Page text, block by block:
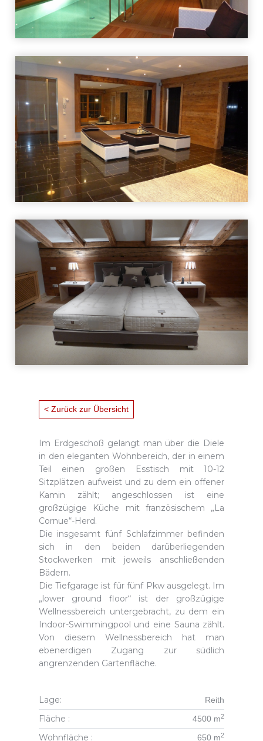
< Zurück zur Übersicht
Im Erdgeschoß gelangt man über die Diele
in den eleganten Wohnbereich, der in einem
Teil einen großen Esstisch mit 10-12
Sitzplätzen aufweist und zu dem ein offener
Kamin zählt; angeschlossen ist eine
großzügige Küche mit französischem „La
Cornue“-Herd.
Die insgesamt fünf Schlafzimmer befinden
sich in den beiden darüberliegenden
Stockwerken mit jeweils anschließenden
Bädern.
Die Tiefgarage ist für fünf Pkw ausgelegt. Im
„lower ground floor“ ist der großzügige
Wellnessbereich untergebracht, zu dem ein
Indoor-Swimmingpool und eine Sauna zählt.
Von diesem Wellnessbereich hat man
ebenerdigen Zugang zur südlich
angrenzenden Gartenfläche.
Lage: Reith
Fläche : 4500 m2
Wohnfläche : 650 m2